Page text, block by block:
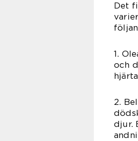
Det
1.
och
2.
djur.